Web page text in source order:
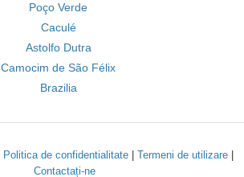
Poço Verde
Caculé
Astolfo Dutra
Camocim de São Félix
Brazilia
Politica de confidentialitate Termeni de utilizare
Contactați-ne